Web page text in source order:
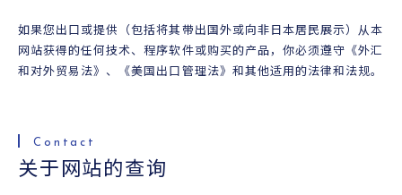
如果您出口或提供（包括将其带出国外或向非日本居民展示）从本
网站获得的任何技术、程序软件或购买的产品，你必须遵守《外汇
和对外贸易法》、《美国出口管理法》和其他适用的法律和法规。
关于网站的查询